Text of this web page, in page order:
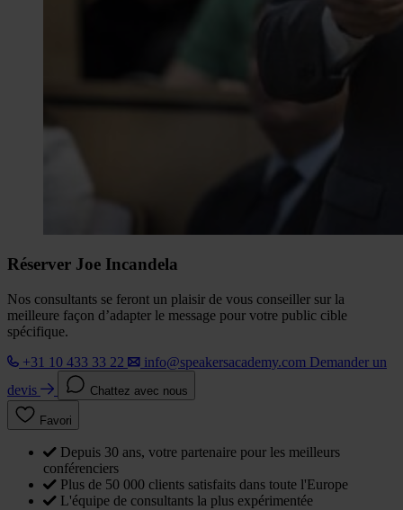
Réserver Joe Incandela
Nos consultants se feront un plaisir de vous conseiller sur la
meilleure façon d’adapter le message pour votre public cible
spécifique.
+31 10 433 33 22
info@speakersacademy.com Demander un
devis
Chattez avec nous
Favori
Depuis 30 ans, votre partenaire pour les meilleurs
conférenciers
Plus de 50 000 clients satisfaits dans toute l'Europe
L'équipe de consultants la plus expérimentée